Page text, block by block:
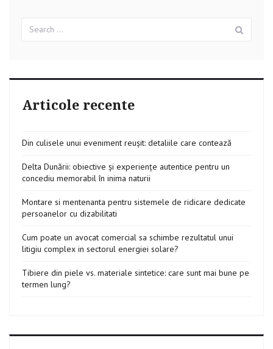
for:
Articole recente
Din culisele unui eveniment reușit: detaliile care contează
Delta Dunării: obiective și experiențe autentice pentru un
concediu memorabil în inima naturii
Montare si mentenanta pentru sistemele de ridicare dedicate
persoanelor cu dizabilitati
Cum poate un avocat comercial sa schimbe rezultatul unui
litigiu complex in sectorul energiei solare?
Tibiere din piele vs. materiale sintetice: care sunt mai bune pe
termen lung?